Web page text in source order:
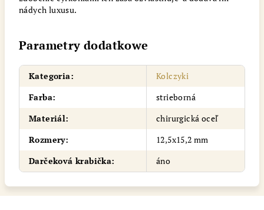
nádych luxusu.
Parametry dodatkowe
Kategoria:
Kolczyki
Farba:
strieborná
Materiál:
chirurgická oceľ
Rozmery:
12,5x15,2 mm
Darčeková krabička: áno